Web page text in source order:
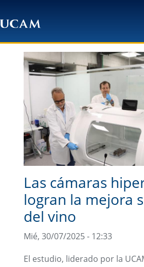
Las cámaras
logran la mejora
del vino
Mié, 30/07/2025 - 12:33
El estudio, liderado por la